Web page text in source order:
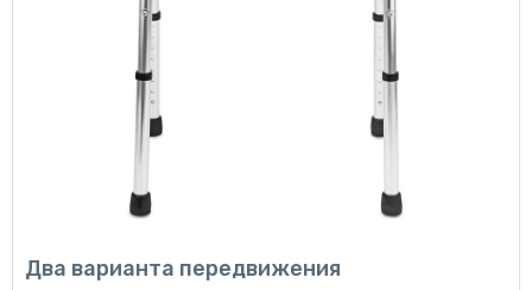
Два варианта передвижения